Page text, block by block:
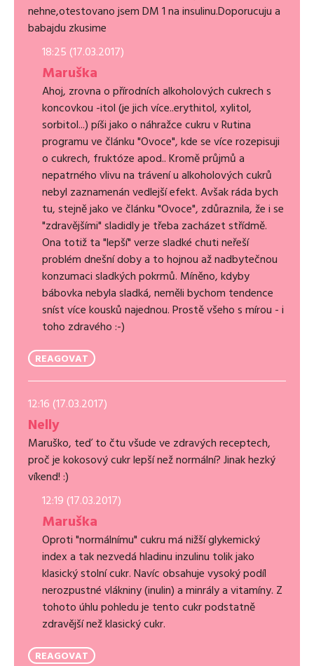
nehne,otestovano jsem DM 1 na insulinu.Doporucuju a
babajdu zkusime
18:25 (17.03.2017)
Maruška
Ahoj, zrovna o přírodních alkoholových cukrech s
koncovkou -itol (je jich více..erythitol, xylitol,
sorbitol...) píši jako o náhražce cukru v Rutina
programu ve článku "Ovoce", kde se více rozepisuji
o cukrech, fruktóze apod.. Kromě průjmů a
nepatrného vlivu na trávení u alkoholových cukrů
nebyl zaznamenán vedlejší efekt. Avšak ráda bych
tu, stejně jako ve článku "Ovoce", zdůraznila, že i se
"zdravějšími" sladidly je třeba zacházet střídmě.
Ona totiž ta "lepší" verze sladké chuti neřeší
problém dnešní doby a to hojnou až nadbytečnou
konzumaci sladkých pokrmů. Míněno, kdyby
bábovka nebyla sladká, neměli bychom tendence
sníst více kousků najednou. Prostě všeho s mírou - i
toho zdravého :-)
REAGOVAT
12:16 (17.03.2017)
Nelly
Maruško, teď to čtu všude ve zdravých receptech,
proč je kokosový cukr lepší než normální? Jinak hezký
víkend! :)
12:19 (17.03.2017)
Maruška
Oproti "normálnímu" cukru má nižší glykemický
index a tak nezvedá hladinu inzulinu tolik jako
klasický stolní cukr. Navíc obsahuje vysoký podíl
nerozpustné vlákniny (inulin) a minrály a vitamíny. Z
tohoto úhlu pohledu je tento cukr podstatně
zdravější než klasický cukr.
REAGOVAT